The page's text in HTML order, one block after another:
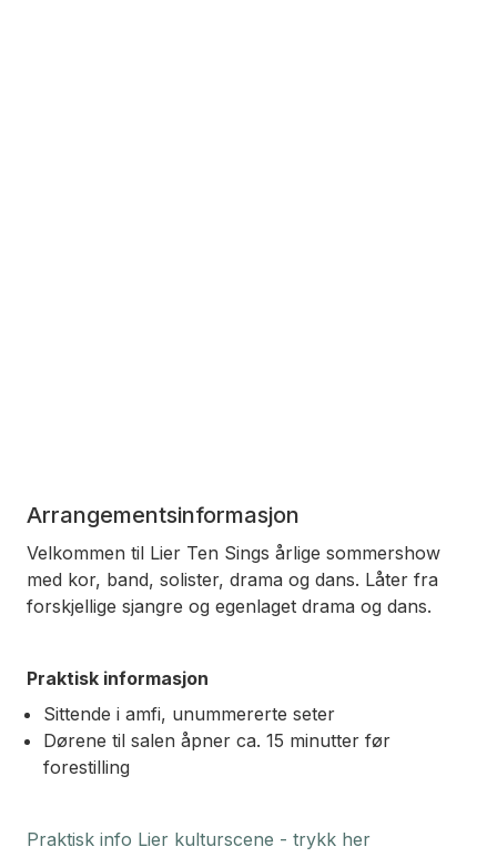
Arrangementsinformasjon
Velkommen til Lier Ten Sings årlige sommershow
med kor, band, solister, drama og dans. Låter fra
forskjellige sjangre og egenlaget drama og dans.
Praktisk informasjon
Sittende i amfi, unummererte seter
Dørene til salen åpner ca. 15 minutter før
forestilling
Praktisk info Lier kulturscene - trykk her